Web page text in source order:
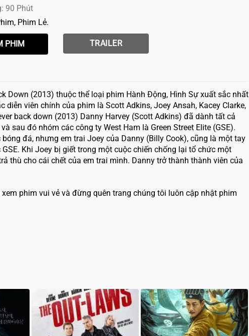
90 Phút
Phim Lẻ
TRAILER
Down (2013) thuộc thể loại phim Hành Động, Hình Sự xuất sắc nhất
viên chính của phim là Scott Adkins, Joey Ansah, Kacey Clarke,
back down (2013) Danny Harvey (Scott Adkins) đã dành tất cả
sau đó nhóm các công ty West Ham là Green Street Elite (GSE).
đá, nhưng em trai Joey của Danny (Billy Cook), cũng là một tay
Khi Joey bị giết trong một cuộc chiến chống lại tổ chức một
thù cho cái chết của em trai mình. Danny trở thành thành viên của
phim vui vẻ và đừng quên trang chúng tôi luôn cập nhật phim